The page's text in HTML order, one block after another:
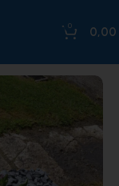
0
0,00